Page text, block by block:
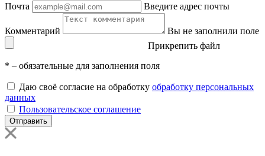
Почта Введите адрес почты
Комментарий
Вы не заполнили поле
Прикрепить файл
* – обязательные для заполнения поля
Даю своё согласие на обработку обработку персональных
данных
Пользовательское соглашение
Отправить